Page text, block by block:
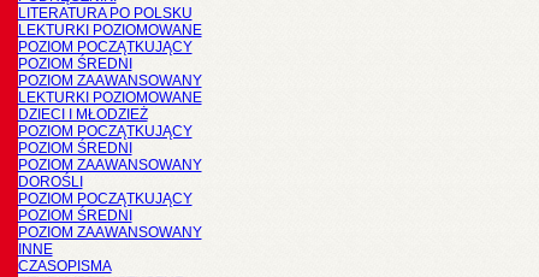
LITERATURA PO POLSKU
LEKTURKI POZIOMOWANE
POZIOM POCZĄTKUJĄCY
POZIOM ŚREDNI
POZIOM ZAAWANSOWANY
LEKTURKI POZIOMOWANE
DZIECI I MŁODZIEŻ
POZIOM POCZĄTKUJĄCY
POZIOM ŚREDNI
POZIOM ZAAWANSOWANY
DOROŚLI
POZIOM POCZĄTKUJĄCY
POZIOM ŚREDNI
POZIOM ZAAWANSOWANY
INNE
CZASOPISMA